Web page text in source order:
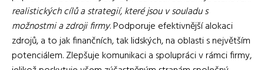
realistických cílů a strategií, které jsou v souladu s
možnostmi a zdroji firmy. Podporuje efektivnější alokaci
zdrojů, a to jak finančních, tak lidských, na oblasti s největším
potenciálem. Zlepšuje komunikaci a spolupráci v rámci firmy,